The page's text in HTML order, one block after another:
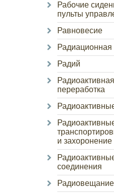
Рабочие
пульты
Равновесие
Радиационная
Радий
переработка
и захоронение
соединения